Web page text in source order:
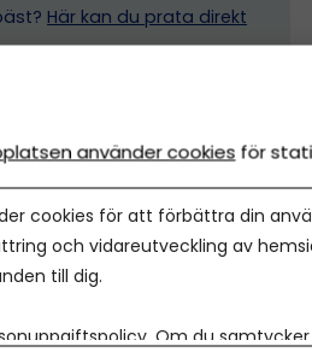
Här kan du prata direkt
ett Almi-lån?
som ett vanligt
och betalar tillbaka dem
finns några viktiga
använder cookies för
cookies för att förbättra din
och vidareutveckling av
till dig.
. Om du